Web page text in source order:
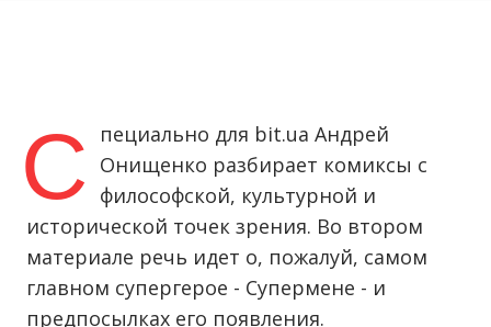
С
пециально для bit.ua Андрей
Онищенко разбирает комиксы с
философской, культурной и
исторической точек зрения. Во втором
материале речь идет о, пожалуй, самом
главном супергерое - Супермене - и
предпосылках его появления.